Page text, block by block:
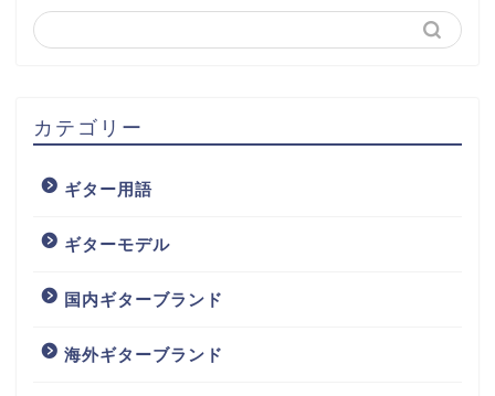
カテゴリー
ギター用語
ギターモデル
国内ギターブランド
海外ギターブランド